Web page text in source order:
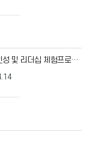
2025학년도 경기도포천교육지원청부설 영재교육원 인성 및 리더십 체험프로그램 신청 안내